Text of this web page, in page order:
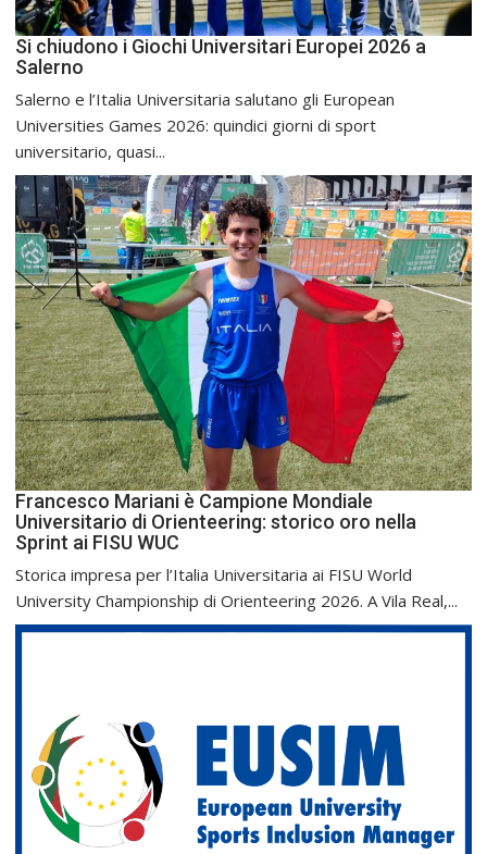
Si chiudono i Giochi Universitari Europei 2026 a
Salerno
Salerno e l’Italia Universitaria salutano gli European
Universities Games 2026: quindici giorni di sport
universitario, quasi...
Francesco Mariani è Campione Mondiale
Universitario di Orienteering: storico oro nella
Sprint ai FISU WUC
Storica impresa per l’Italia Universitaria ai FISU World
University Championship di Orienteering 2026. A Vila Real,...